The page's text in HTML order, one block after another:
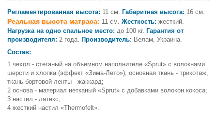
Регламентированная высота: 11 см. Габаритная высота: 16 см.
Реальная высота матраса: 11 см. Жесткость: жесткий.
Нагрузка на одно спальное место: до 100 кг. Гарантия от
производителя: 2 года. Производитель: Велам, Украина.
Состав:
чехол - стеганый на объемном наполнителе «Sprut» с волокнами
шерсти и хлопка (эффект «Зима-Лето»), основная ткань - трикотаж,
ткань бортовой ленты - жаккард;
основа - материал нетканый «Sprut» с добавками волокон кокоса;
настил - латекс;
жесткий настил «Thermofelt».